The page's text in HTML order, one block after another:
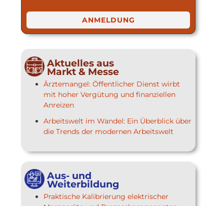
ANMELDUNG
Aktuelles aus
Markt & Messe
Ärztemangel: Öffentlicher Dienst wirbt
mit hoher Vergütung und finanziellen
Anreizen
Arbeitswelt im Wandel: Ein Überblick über
die Trends der modernen Arbeitswelt
Aus- und
Weiterbildung
Praktische Kalibrierung elektrischer